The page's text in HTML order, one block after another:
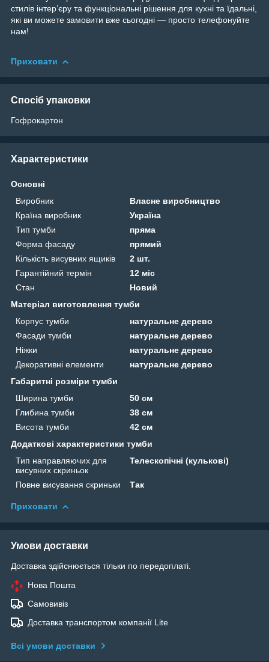
стилів інтер’єру та функціональні рішення для кухні та їдальні,
які ви можете замовити вже сьогодні — просто телефонуйте
нам!
Приховати
Спосіб упаковки
Гофрокартон
Характеристики
Основні
Виробник
Власне виробництво
Країна виробник
Україна
Тип тумби
пряма
Форма фасаду
прямий
Кількість висувних ящиків
2 шт.
Гарантійний термін
12 міс
Стан
Новий
Матеріал виготовлення тумби
Корпус тумби
натуральне дерево
Фасади тумби
натуральне дерево
Ніжки
натуральне дерево
Декоративні елементи
натуральне дерево
Габаритні розміри тумби
Ширина тумби
50 см
Глибина тумби
38 см
Висота тумби
42 см
Додаткові характеристики тумби
Тип направляючих для
висувних скриньок
Телескопічні (кулькові)
Повне висування скриньки Так
Приховати
Умови доставки
Доставка здійснюється тільки по передоплаті.
Нова Пошта
Самовивіз
Доставка транспортом компанії Lite
Всі умови доставки